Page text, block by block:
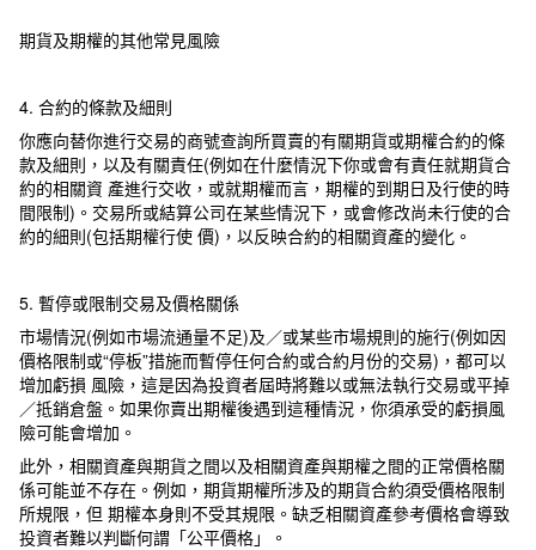
期貨及期權的其他常見風險
4. 合約的條款及細則
你應向替你進行交易的商號查詢所買賣的有關期貨或期權合約的條
款及細則，以及有關責任(例如在什麼情況下你或會有責任就期貨合
約的相關資 產進行交收，或就期權而言，期權的到期日及行使的時
間限制)。交易所或結算公司在某些情況下，或會修改尚未行使的合
約的細則(包括期權行使 價)，以反映合約的相關資產的變化。
5. 暫停或限制交易及價格關係
市場情況(例如市場流通量不足)及／或某些市場規則的施行(例如因
價格限制或“停板”措施而暫停任何合約或合約月份的交易)，都可以
增加虧損 風險，這是因為投資者屆時將難以或無法執行交易或平掉
／抵銷倉盤。如果你賣出期權後遇到這種情況，你須承受的虧損風
險可能會增加。
此外，相關資產與期貨之間以及相關資產與期權之間的正常價格關
係可能並不存在。例如，期貨期權所涉及的期貨合約須受價格限制
所規限，但 期權本身則不受其規限。缺乏相關資產參考價格會導致
投資者難以判斷何謂「公平價格」。